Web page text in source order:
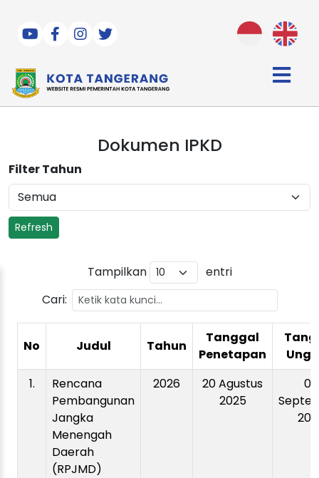
PELAYANAN PUBLIK
PROGRAM KOTA
BERITA
PPID
Dokumen IPKD
Filter Tahun
Refresh
Tampilkan
entri
Cari:
No Judul Tahun
Tanggal
Penetapan
1.
Rencana
Pembangunan
Jangka
Menengah
Daerah
(RPJMD)
2026
20 Agustus
2025
03